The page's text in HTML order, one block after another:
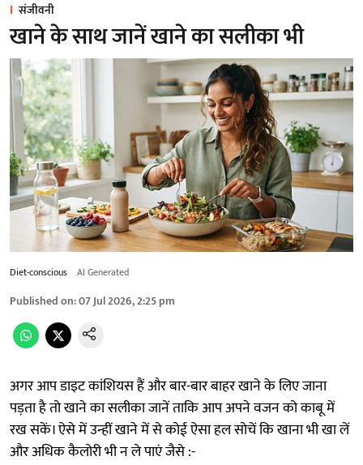
संजीवनी
खाने के साथ जानें खाने का सलीका भी
Diet-conscious AI Generated
Published on:07 Jul 2026, 2:25 pm
अगर आप डाइट कांशियस हैं और बार-बार बाहर खाने के लिए जाना
पड़ता है तो खाने का सलीका जानें ताकि आप अपने वजन को काबू में
रख सकें। ऐसे में उन्हीं खाने में से कोई ऐसा हल सोचें कि खाना भी खा लें
और अधिक कैलोरी भी न ले पाएं जैसे :-